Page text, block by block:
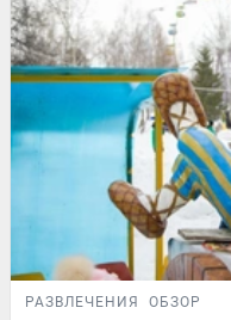
РАЗВЛЕЧЕНИЯ ОБЗОР